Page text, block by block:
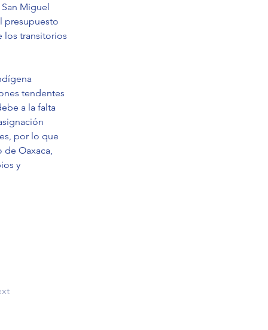
Miguel
presupuesto
los transitorios
tendentes
a la falta
por lo que
de Oaxaca,
y